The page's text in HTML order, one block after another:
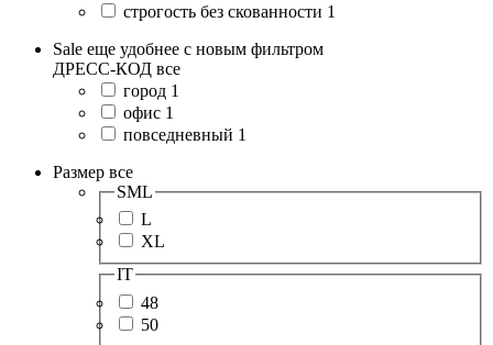
строгость без скованности 1
Sale еще удобнее с новым фильтром
ДРЕСС-КОД все
город 1
офис 1
повседневный 1
Размер все
SML
L
XL
IT
48
50